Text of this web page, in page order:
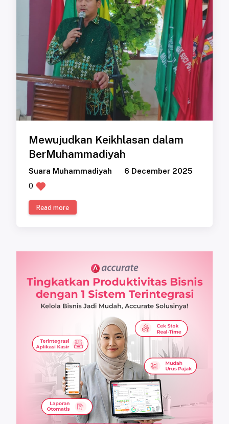
Mewujudkan Keikhlasan dalam
BerMuhammadiyah
Suara Muhammadiyah
6 December 2025
0
Read more